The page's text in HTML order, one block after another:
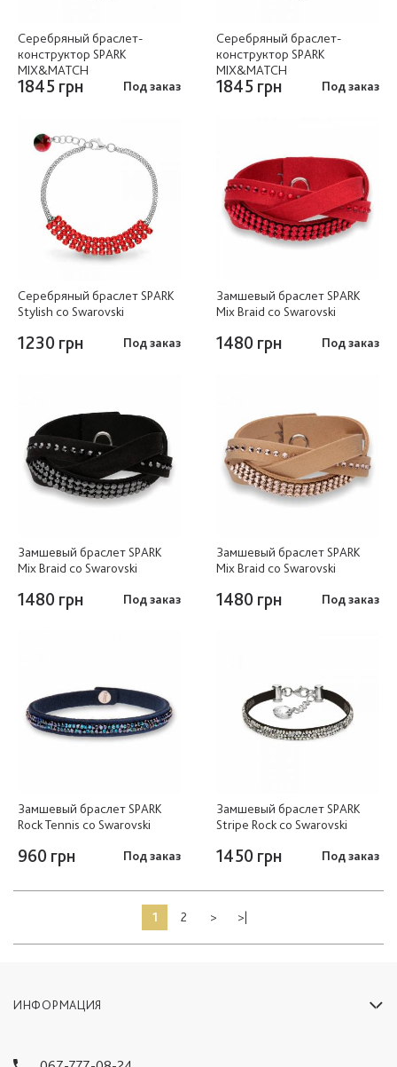
Серебряный браслет-
конструктор SPARK
MIX&MATCH
1845 грн Под заказ
Серебряный браслет-
конструктор SPARK
MIX&MATCH
1845 грн Под заказ
Серебряный браслет SPARK
Stylish со Swarovski
1230 грн Под заказ
Замшевый браслет SPARK
Mix Braid со Swarovski
1480 грн Под заказ
Замшевый браслет SPARK
Mix Braid со Swarovski
1480 грн Под заказ
Замшевый браслет SPARK
Mix Braid со Swarovski
1480 грн Под заказ
Замшевый браслет SPARK
Rock Tennis со Swarovski
960 грн Под заказ
Замшевый браслет SPARK
Stripe Rock со Swarovski
1450 грн Под заказ
1 2 > >|
ИНФОРМАЦИЯ